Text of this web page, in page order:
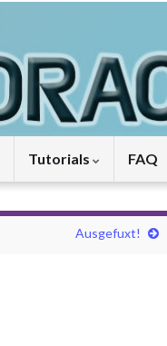
Tutorials FAQ
Ausgefuxt!